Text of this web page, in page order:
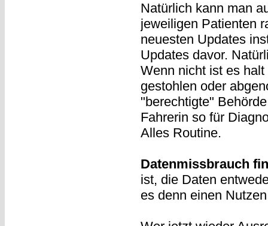
Natürlich kann man
jeweiligen Patienten
neuesten Updates
Updates davor.
Wenn nicht ist es
gestohlen oder
"berechtigte"
Fahrerin so für
Alles Routine.
Datenmissbrauch
ist, die Daten
es denn einen